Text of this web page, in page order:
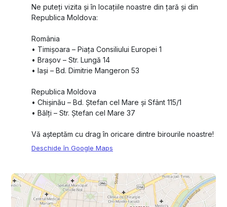
Ne puteți vizita și în locațiile noastre din țară și din
Republica Moldova:
România
•⁠ ⁠Timișoara – Piața Consiliului Europei 1
•⁠ ⁠Brașov – Str. Lungă 14
•⁠ ⁠Iași – Bd. Dimitrie Mangeron 53
Republica Moldova
•⁠ ⁠Chișinău – Bd. Ștefan cel Mare și Sfânt 115/1
•⁠ ⁠Bălți – Str. Ștefan cel Mare 37
Vă așteptăm cu drag în oricare dintre birourile noastre!
Deschide în Google Maps